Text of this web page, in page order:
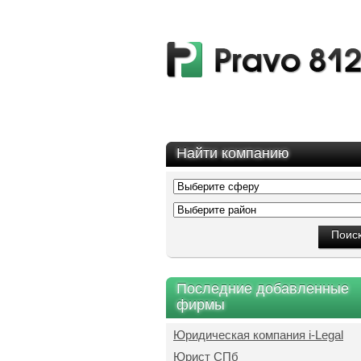
Найти компанию
Последние добавленные
фирмы
Юридическая компания i-Legal
Юрист СПб